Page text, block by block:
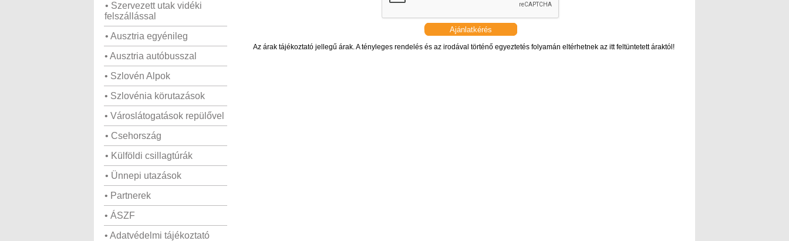
• Szervezett utak vidéki
felszállással
• Ausztria egyénileg
• Ausztria autóbusszal
• Szlovén Alpok
• Szlovénia körutazások
• Városlátogatások repülővel
• Csehország
• Külföldi csillagtúrák
• Ünnepi utazások
• Partnerek
• ÁSZF
• Adatvédelmi tájékoztató
Az árak tájékoztató jellegű árak. A tényleges rendelés és az irodával történő egyeztetés folyamán eltérhetnek az itt feltüntetett áraktól!